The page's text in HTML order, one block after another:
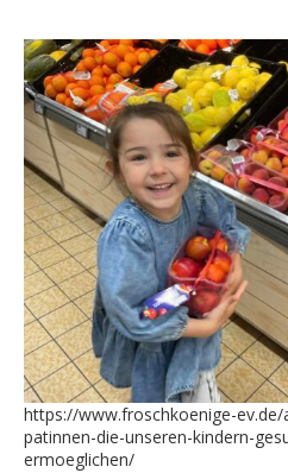
https://www.froschkoenige-
patinnen-die-unseren-kindern-
ermoeglichen/